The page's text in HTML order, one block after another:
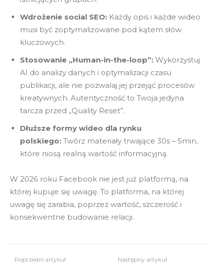
Wdrożenie social SEO: Każdy opis i każde wideo
musi być zoptymalizowane pod kątem słów
kluczowych.
Stosowanie „Human-in-the-loop”: Wykorzystuj
AI do analizy danych i optymalizacji czasu
publikacji, ale nie pozwalaj jej przejąć procesów
kreatywnych. Autentyczność to Twoja jedyna
tarcza przed „Quality Reset”.
Dłuższe formy wideo dla rynku
polskiego: Twórz materiały trwające 30s – 5min,
które niosą realną wartość informacyjną.
W 2026 roku Facebook nie jest już platformą, na
której kupuje się uwagę. To platforma, na której
uwagę się zarabia, poprzez wartość, szczerość i
konsekwentne budowanie relacji.
Poprzedni artykuł Następny artykuł